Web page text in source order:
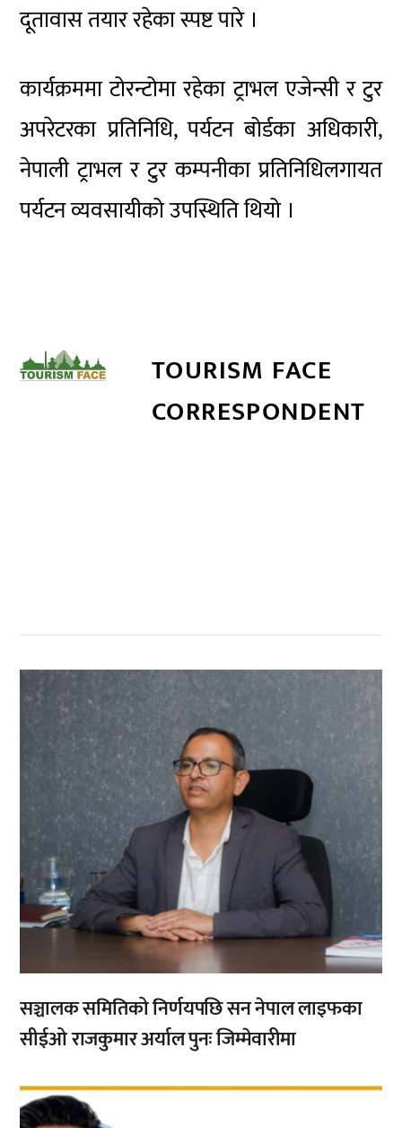
दूतावास तयार रहेका स्पष्ट पारे ।
कार्यक्रममा टोरन्टोमा रहेका ट्राभल एजेन्सी र टुर
अपरेटरका प्रतिनिधि, पर्यटन बोर्डका अधिकारी,
नेपाली ट्राभल र टुर कम्पनीका प्रतिनिधिलगायत
पर्यटन व्यवसायीको उपस्थिति थियो ।
TOURISM FACE
CORRESPONDENT
सञ्चालक समितिको निर्णयपछि सन नेपाल लाइफका
सीईओ राजकुमार अर्याल पुनः जिम्मेवारीमा
,